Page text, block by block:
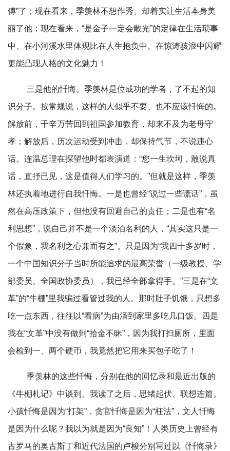
傅”了；现在看来，季羡林不想作秀、却着实让生活本身美
丽了他；现在看来，“是金子一定会散光”的定律在生活琐事
中、在小河溪水里体现比在人生抱负中、在惊涛骇浪中闪耀
更能凸现人格的文化魅力！
三是他的忏悔。季羡林是位成功的学者，了不起的知
识分子。按常规说，这样的人似乎不要、也不应该忏悔的。
解放前，千辛万苦回到祖国参加教育，却来不及为老母守
孝；解放后，历次运动受到冲击，却保持气节，不说违心
话。连温总理在探望他时都表演道：“您一生坎坷，敢说真
话，直抒已见，这是值得人们学习的。”但就是这样，季羡
林还执着地进行自我忏悔。一是也曾经“说过一些谎话”，虽
然在高压政策下，但他没有回避自己的责任；二是也有“名
利思想”，说自己并不是一个淡泊名利的人，“其实这只是一
个假象，我名利之心兼而有之”。只是因为“我四十多岁时，
一个中国知识分子当时所能追求的最高荣誉（一级教授、学
部委员、全国政协委员），我已经全部拿得手。”三是在“文
革”的“牛棚”里我骗过看管过我的人。那时肚子饥饿，只想多
吃一点东西，往往以“看病”为由溜到家里多吃几口饭。四是
我在“文革”中没有做到“拾金不昧”，因为我打扫厕所，里面
会检到一、两个硬币，我竟然把它用来买包子吃了！
季羡林的这些忏悔，分别在他的回忆录和最近出版的
《牛棚札记》中谈到。我读了之后，思绪起伏、联想连篇。
小孩忏悔是因为“打架”，贪官忏悔是因为“枉法”，文人忏悔
是因为什么呢？我以为就是因为“良知”！人类历史上曾经有
古罗马的奥古斯丁和近代法国的卢梭分别写过以《忏悔录》